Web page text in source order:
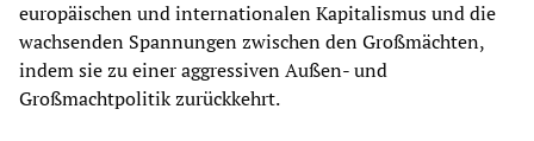
europäischen und internationalen Kapitalismus und die
wachsenden Spannungen zwischen den Großmächten,
indem sie zu einer aggressiven Außen- und
Großmachtpolitik zurückkehrt.